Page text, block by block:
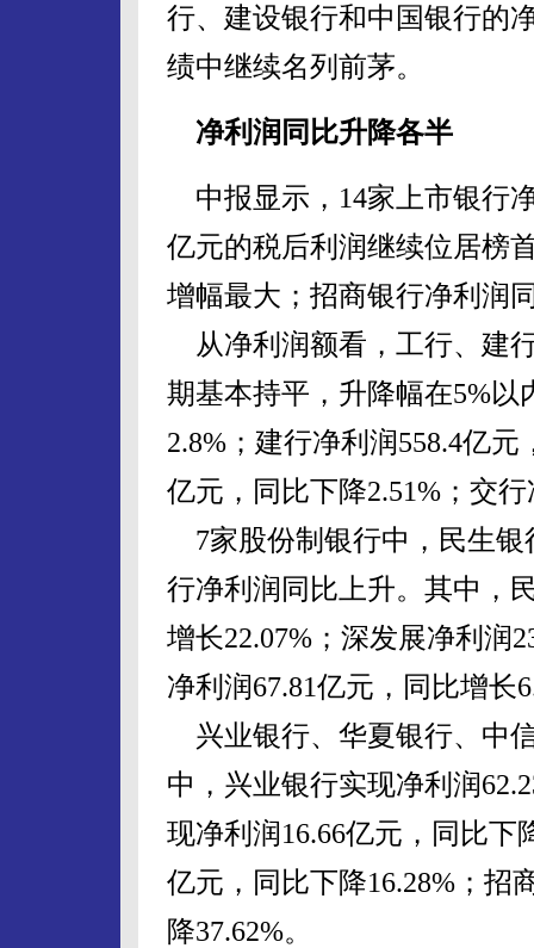
行、建设银行和中国银行的
绩中继续名列前茅。
净利润同比升降各半
中报显示，14家上市银行
亿元的税后利润继续位居榜
增幅最大；招商银行净利润
从净利润额看，工行、建
期基本持平，升降幅在5%
2.8%；建行净利润558.4亿
亿元，同比下降2.51%；交
7家股份制银行中，民生银
行净利润同比上升。其中，
增长22.07%；深发展净利润
净利润67.81亿元，同比增长
兴业银行、华夏银行、中
中，兴业银行实现净利润
现净利润16.66亿元，同比下
亿元，同比下降16.28%；招
降37.62%。